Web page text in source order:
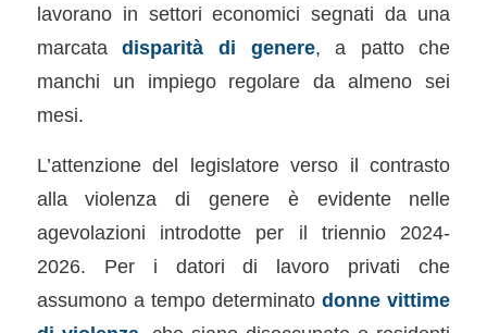
lavorano in settori economici segnati da una
marcatadisparità di genere, a patto che
manchi un impiego regolare da almeno sei
mesi.
L’attenzione del legislatore verso il contrasto
alla violenza di genere è evidente nelle
agevolazioni introdotte per il triennio 2024-
2026. Per i datori di lavoro privati che
assumono a tempo determinatodonne vittime